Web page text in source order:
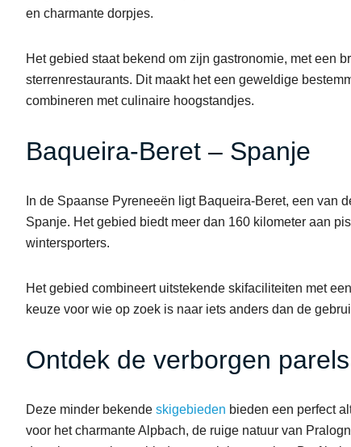
en charmante dorpjes.
Het gebied staat bekend om zijn gastronomie, met een
sterrenrestaurants. Dit maakt het een geweldige
combineren met culinaire hoogstandjes.
Baqueira-Beret – Spanje
In de Spaanse Pyreneeën ligt Baqueira-Beret, een van
Spanje. Het gebied biedt meer dan 160 kilometer aan
wintersporters.
Het gebied combineert uitstekende skifaciliteiten met
keuze voor wie op zoek is naar iets anders dan de
Ontdek de verborgen
Deze minder bekendeskigebieden bieden een perfect
voor het charmante Alpbach, de ruige natuur van